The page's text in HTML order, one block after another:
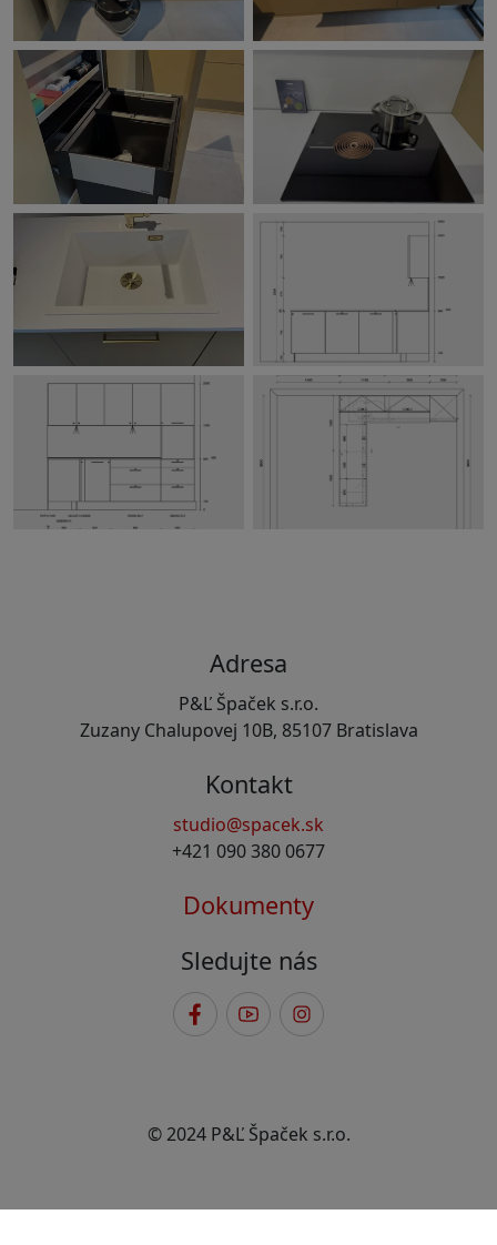
Adresa
P&Ľ Špaček s.r.o.
Zuzany Chalupovej 10B, 85107 Bratislava
Kontakt
studio@spacek.sk
+421 090 380 0677
Dokumenty
Sledujte nás
© 2024 P&Ľ Špaček s.r.o.